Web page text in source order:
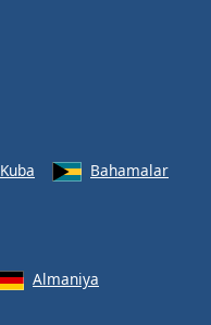
Kuba
Bahamalar
Almaniya